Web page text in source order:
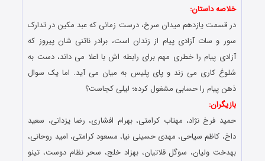
خلاصه داستان:
در قسمت یازدهم میدان سرخ، درست زمانی که عبد مکین در تدارک
سور و سات آزادی پیام از زندان است، برادر ناتنی شان پیروز که
آزادی پیام را خطری مهم برای رابطه اش با اعلا می داند، دست به
شلوغ کاری می زند و پای پلیس به میان می آید. اما یک سوال
ذهن پیام را حسابی مشغول کرده؛ لیلی کجاست؟
بازیگران:
حمید فرخ نژاد، مهتاب کرامتی، بهرام افشاری، رضا یزدانی، سعید
داخ، کاظم سیاحی، مهدی حسینی نیا، مسعود کرامتی، امید روحانی،
بهدخت ولیان، سوگل قلاتیان، بهزاد خلج، سحر نظام دوست، تینو